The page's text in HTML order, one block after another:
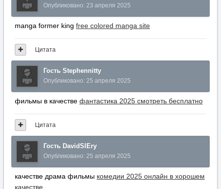
Опубликовано: 23 апреля 2025
manga former king free colored manga site
Цитата
Гость Stephennitty
Опубликовано: 25 апреля 2025
фильмы в качестве фантастика 2025 смотреть бесплатно
Цитата
Гость DavidSlEry
Опубликовано: 25 апреля 2025
качестве драма фильмы комедии 2025 онлайн в хорошем
качестве